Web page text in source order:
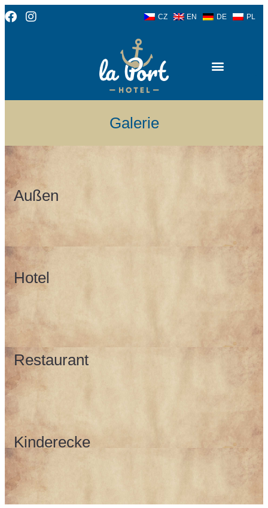
CZ EN DE PL
Galerie
Außen
Hotel
Restaurant
Kinderecke